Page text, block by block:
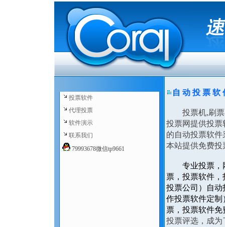
投票软件
代理投票
软件演示
联系我们
79993678微信tp9661
自 动 投 票 软
投票机,刷票
投票网提供投
的自动投票软
本站提供免费
专业投票，
票，投票软件
投票公司）自
作投票软件定制
票，投票软件免
投票评选，成